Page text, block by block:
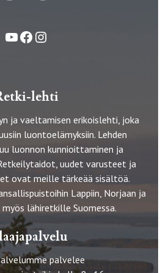
YouTube
FacebookInstagram
lehti
ja vaeltamisen erikoislehti, joka
luontoelämyksiin. Lehden
luonnon kunnioittaminen ja
uudet varusteet ja
ovat meille tärkeää sisältöä.
Lappiin, Norjaan ja
lähiretkille Suomessa.
palvelee